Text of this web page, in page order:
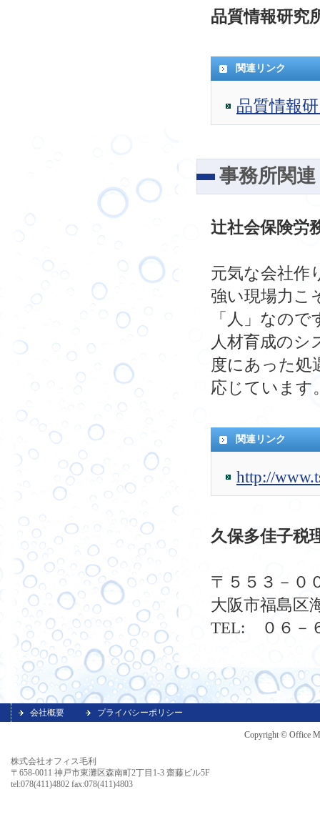
品質情報研究
関連リンク
品質情報
事務所関連
辻社会保険労
元気な会社作
強い現場力こ
「人」なの
人材育成のシ
度にあった処
応じています
関連リンク
http://
久保多佳子税
〒５５３－
大阪市福島区
TEL: ０６－
会社概要 プライバシーポリシー
Copyright © Office
株式会社オフィス毛利
〒658-0011 神戸市東灘区森南町2丁目1-3 齋藤ビル5F
tel:078(411)4802 fax:078(411)4803